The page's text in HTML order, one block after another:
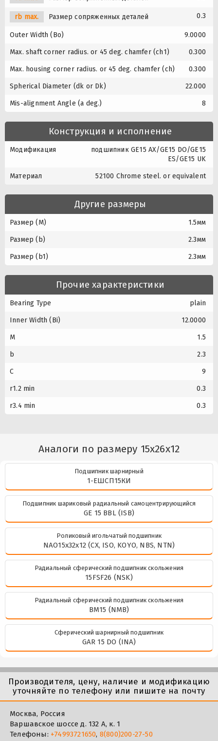
rb max. Размер сопряженных деталей 0.3
Outer Width (Bo) 9.0000
Max. shaft corner radius. or 45 deg. chamfer (ch1) 0.300
Max. housing corner radius. or 45 deg. chamfer (ch) 0.300
Spherical Diameter (dk or Dk) 22.000
Mis-alignment Angle (a deg.) 8
Конструкция и исполнение
Модификация
подшипник GE15 AX/GE15 DO/GE15
ES/GE15 UK
Материал 52100 Chrome steel. or equivalent
Другие размеры
Размер (M) 1.5мм
Размер (b) 2.3мм
Размер (b1) 2.3мм
Прочие характеристики
Bearing Type plain
Inner Width (Bi) 12.0000
M 1.5
b 2.3
C 9
r1.2 min 0.3
r3.4 min 0.3
Аналоги по размеру 15x26x12
Подшипник шарнирный
1-ЕШСП15КИ
Подшипник шариковый радиальный самоцентрирующийся
GE 15 BBL (ISB)
Роликовый игольчатый подшипник
NAO15x32x12 (CX, ISO, KOYO, NBS, NTN)
Радиальный сферический подшипник скольжения
15FSF26 (NSK)
Радиальный сферический подшипник скольжения
BM15 (NMB)
Сферический шарнирный подшипник
GAR 15 DO (INA)
Производителя, цену, наличие и модификацию
уточняйте по телефону или пишите на почту
Москва, Россия
Варшавское шоссе д. 132 А, к. 1
Телефоны: +74993721650, 8(800)200-27-50